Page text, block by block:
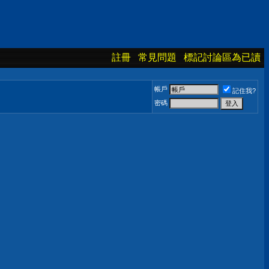
註冊 常見問題 標記討論區為已讀
帳戶
記住我?
密碼